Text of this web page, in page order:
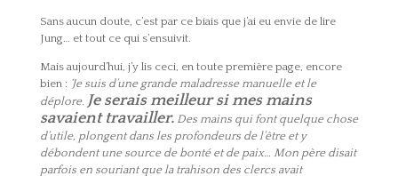
Sans aucun doute, c’est par ce biais que j’ai eu envie de lire
Jung… et tout ce qui s’ensuivit.
Mais aujourd’hui, j’y lis ceci, en toute première page, encore
bien : ‘Je suis d’une grande maladresse manuelle et le
déplore. Je serais meilleur si mes mains
savaient travailler.Des mains qui font quelque chose
d’utile, plongent dans les profondeurs de l’être et y
débondent une source de bonté et de paix… Mon père disait
parfois en souriant que la trahison des clercs avait